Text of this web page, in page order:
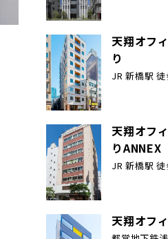
天翔オフ
り
JR 新橋駅
天翔オフ
りANNEX
JR 新橋駅
天翔オフ